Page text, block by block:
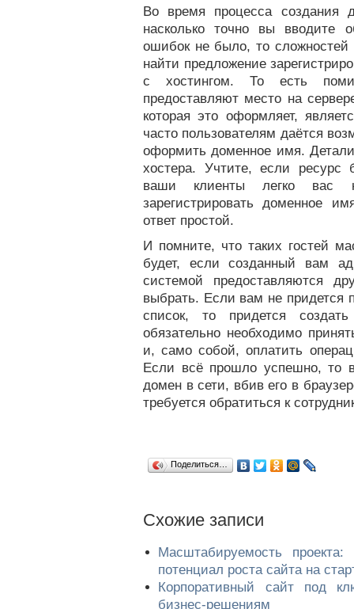
Во время процесса создания
насколько точно вы вводите
ошибок не было, то сложностей
найти предложение
с хостингом. То есть
предоставляют место на
которая это оформляет,
часто пользователям даётся
оформить доменное имя.
хостера. Учтите, если ресурс
ваши клиенты легко вас
зарегистрировать доменное
ответ простой.
И помните, что таких гостей
будет, если созданный вам
системой предоставляются
выбрать. Если вам не придется
список, то придется
обязательно необходимо
и, само собой, оплатить
Если всё прошло успешно, то
домен в сети, вбив его в
требуется обратиться к
Поделиться…
Cхожие записи
Масштабируемость
потенциал роста сайта на
Корпоративный сайт под
бизнес-решениям